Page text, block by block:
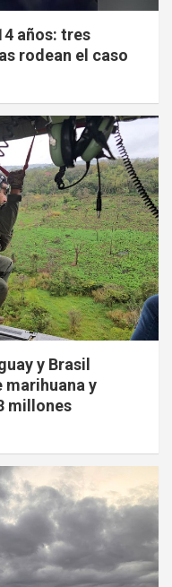
años: tres
rodean el caso
y Brasil
marihuana y
millones